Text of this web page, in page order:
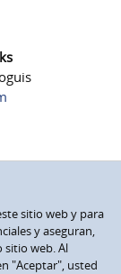
sitio web y para
y aseguran,
web. Al
"Aceptar", usted